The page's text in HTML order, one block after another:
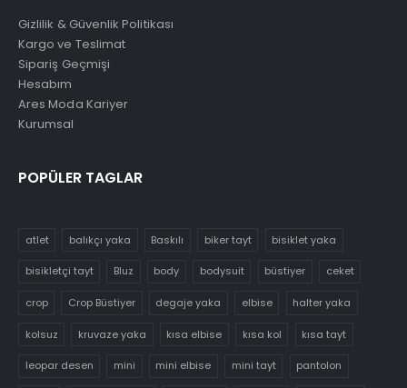
Gizlilik & Güvenlik Politikası
Kargo ve Teslimat
Sipariş Geçmişi
Hesabım
Ares Moda Kariyer
Kurumsal
POPÜLER TAGLAR
atlet balıkçı yaka Baskılı biker tayt bisiklet yaka
bisikletçi tayt Bluz body bodysuit büstiyer ceket
crop Crop Büstiyer degaje yaka elbise halter yaka
kolsuz kruvaze yaka kısa elbise kısa kol kısa tayt
leopar desen mini mini elbise mini tayt pantolon